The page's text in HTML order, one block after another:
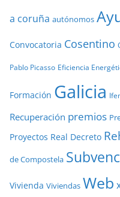
a coruña autónomos
Convocatoria Cosentino
Pablo Picasso Eficiencia
Formación Galicia
Recuperación premios
Proyectos Real Decreto
de Compostela
Vivienda Viviendas Web